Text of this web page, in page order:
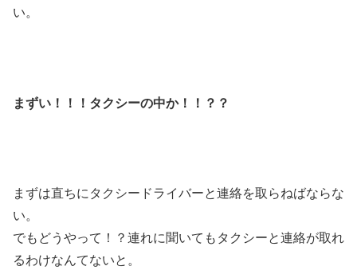
い。
まずい！！！タクシーの中か！！？？
まずは直ちにタクシードライバーと連絡を取らねばならな
い。
でもどうやって！？連れに聞いてもタクシーと連絡が取れ
るわけなんてないと。